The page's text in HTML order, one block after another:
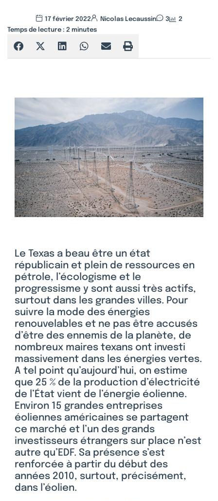
17 février 2022 Nicolas Lecaussin 3
2
Temps de lecture : 2 minutes
Le Texas a beau être un état
républicain et plein de ressources en
pétrole, l’écologisme et le
progressisme y sont aussi très actifs,
surtout dans les grandes villes. Pour
suivre la mode des énergies
renouvelables et ne pas être accusés
d’être des ennemis de la planète, de
nombreux maires texans ont investi
massivement dans les énergies vertes.
A tel point qu’aujourd’hui, on estime
que 25 % de la production d’électricité
de l’État vient de l’énergie éolienne.
Environ 15 grandes entreprises
éoliennes américaines se partagent
ce marché et l’un des grands
investisseurs étrangers sur place n’est
autre qu’EDF. Sa présence s’est
renforcée à partir du début des
années 2010, surtout, précisément,
dans l’éolien.